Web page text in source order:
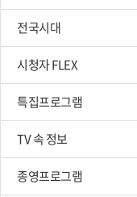
전국시대
시청자 FLEX
특집프로그램
TV 속 정보
종영프로그램